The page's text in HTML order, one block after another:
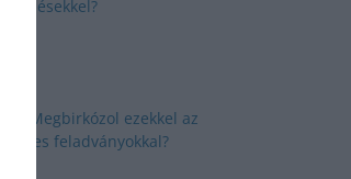
a kérdésekkel?
Kvíz: Megbirkózol ezekkel az
érdekes feladványokkal?